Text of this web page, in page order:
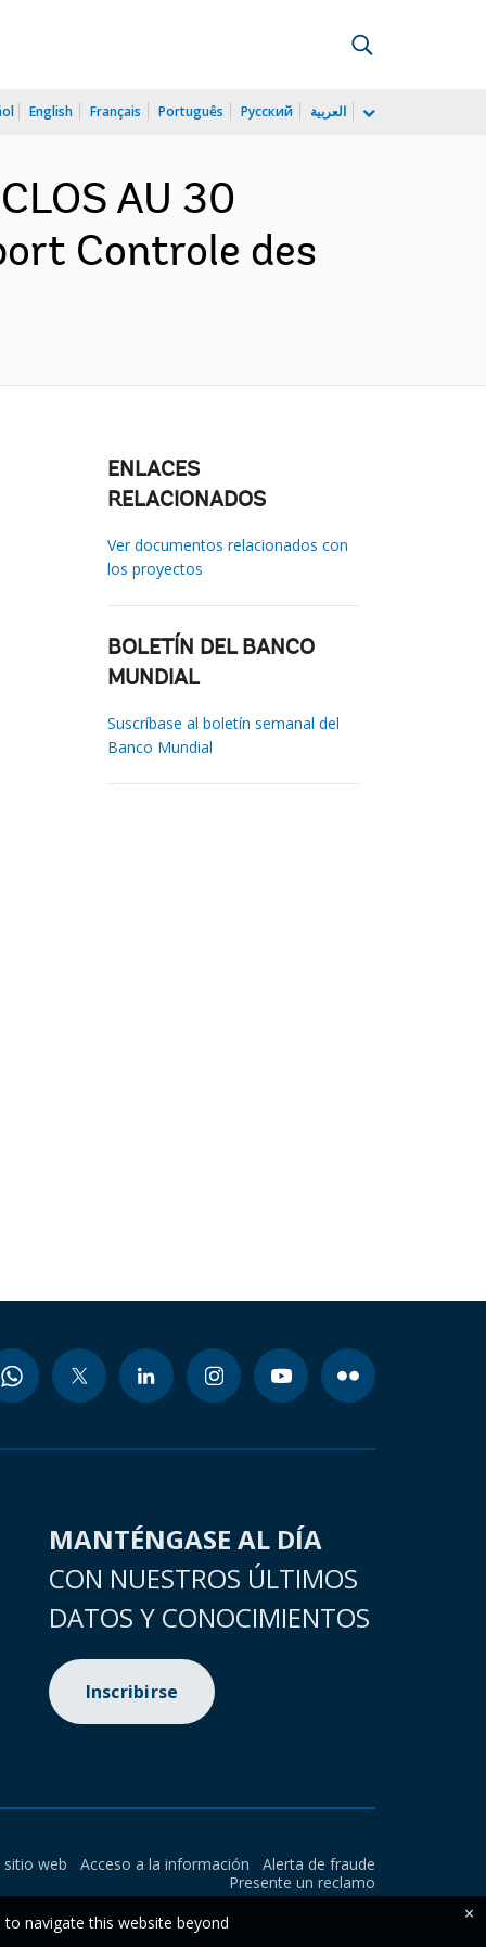
English Français Português Русский العربية
AU 30
Controle des
ENLACES
RELACIONADOS
Ver documentos relacionados con
los proyectos
BOLETÍN DEL BANCO
MUNDIAL
Suscríbase al boletín semanal del
Banco Mundial
MANTÉNGASE AL DÍA
CON NUESTROS ÚLTIMOS
DATOS Y CONOCIMIENTOS
Inscribirse
sitio web Acceso a la información
Alerta de fraude
Presente un reclamo
navigate this website beyond
×